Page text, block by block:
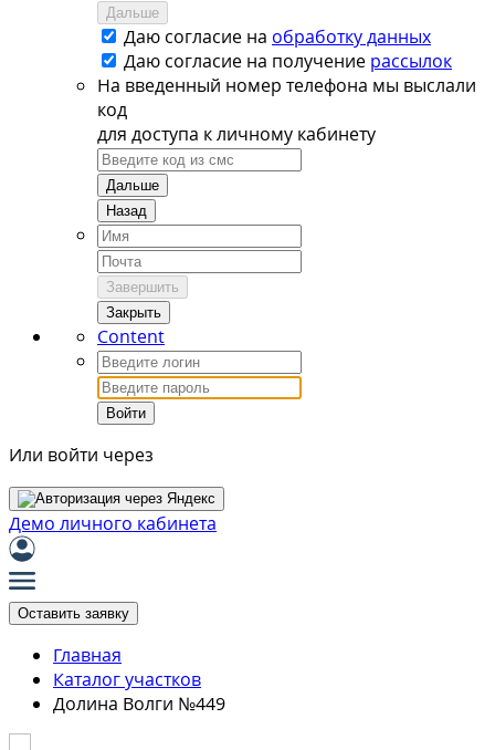
Дальше
Даю согласие на обработку данных
Даю согласие на получение рассылок
На введенный номер телефона мы выслали
код
для доступа к личному кабинету
Дальше
Назад
Завершить
Закрыть
Content
Войти
Или войти через
Демо личного кабинета
Оставить заявку
Главная
Каталог участков
Долина Волги №449